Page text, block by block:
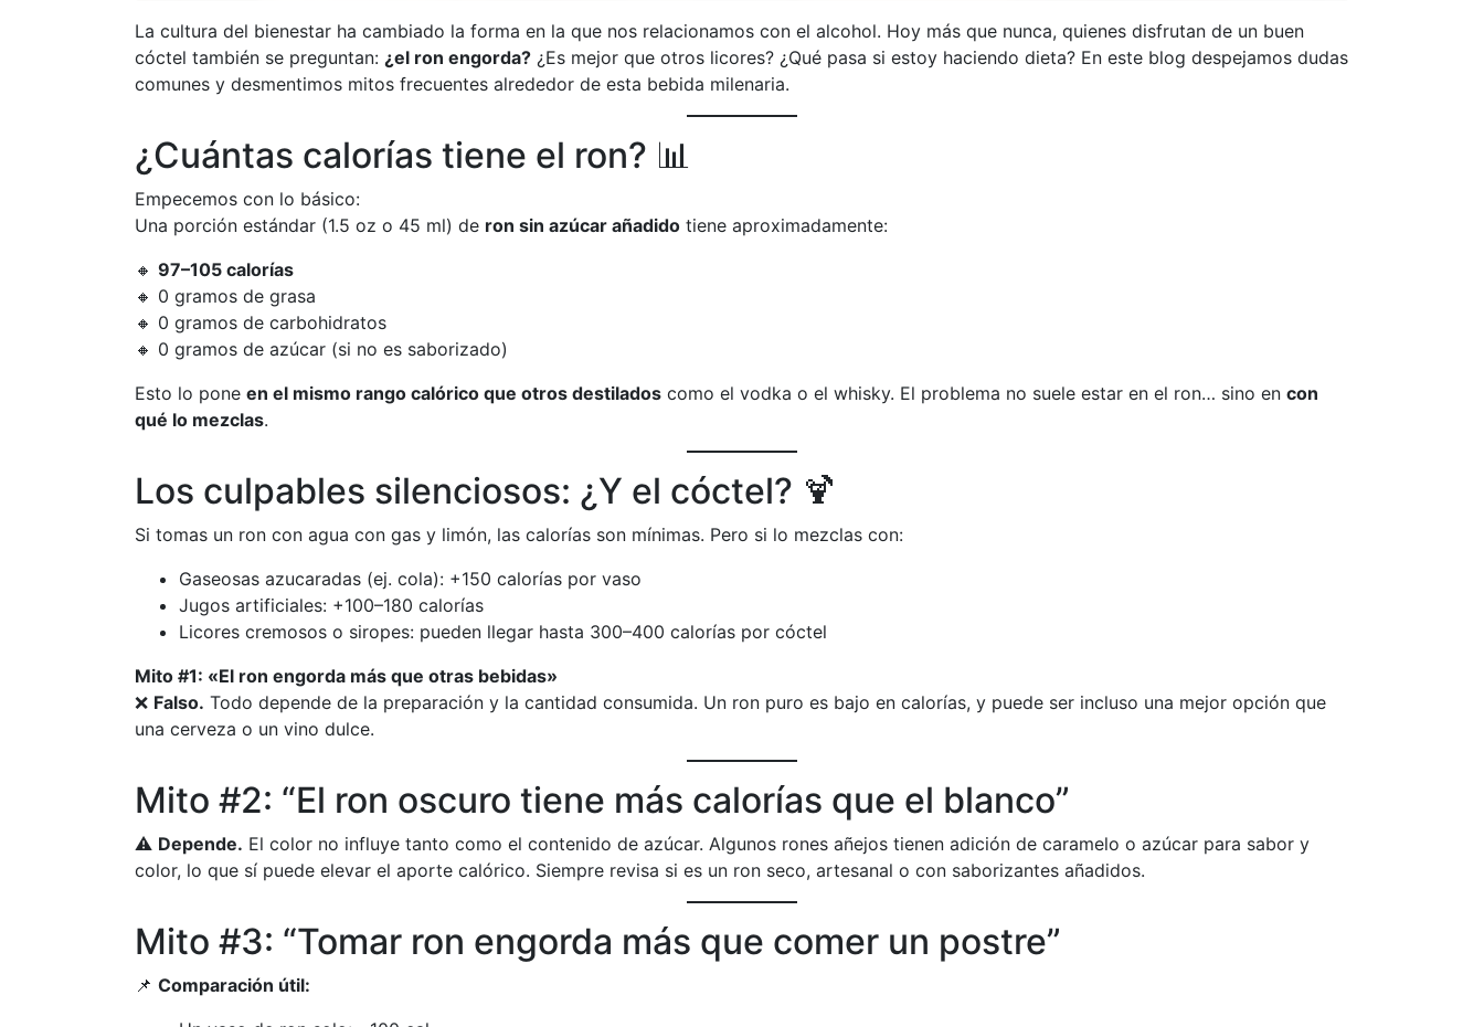
La cultura del bienestar ha cambiado la forma en la que nos relacionamos con el alcohol. Hoy más que nunca, quienes disfrutan de un buen
cóctel también se preguntan: ¿el ron engorda? ¿Es mejor que otros licores? ¿Qué pasa si estoy haciendo dieta? En este blog despejamos dudas
comunes y desmentimos mitos frecuentes alrededor de esta bebida milenaria.
¿Cuántas calorías tiene el ron? 📊
Empecemos con lo básico:
Una porción estándar (1.5 oz o 45 ml) de ron sin azúcar añadido tiene aproximadamente:
🔸 97–105 calorías
🔸 0 gramos de grasa
🔸 0 gramos de carbohidratos
🔸 0 gramos de azúcar (si no es saborizado)
Esto lo pone en el mismo rango calórico que otros destilados como el vodka o el whisky. El problema no suele estar en el ron… sino en con
qué lo mezclas.
Los culpables silenciosos: ¿Y el cóctel? 🍹
Si tomas un ron con agua con gas y limón, las calorías son mínimas. Pero si lo mezclas con:
Gaseosas azucaradas (ej. cola): +150 calorías por vaso
Jugos artificiales: +100–180 calorías
Licores cremosos o siropes: pueden llegar hasta 300–400 calorías por cóctel
Mito #1: «El ron engorda más que otras bebidas»
❌ Falso. Todo depende de la preparación y la cantidad consumida. Un ron puro es bajo en calorías, y puede ser incluso una mejor opción que
una cerveza o un vino dulce.
Mito #2: “El ron oscuro tiene más calorías que el blanco”
⚠️ Depende. El color no influye tanto como el contenido de azúcar. Algunos rones añejos tienen adición de caramelo o azúcar para sabor y
color, lo que sí puede elevar el aporte calórico. Siempre revisa si es un ron seco, artesanal o con saborizantes añadidos.
Mito #3: “Tomar ron engorda más que comer un postre”
📌 Comparación útil: